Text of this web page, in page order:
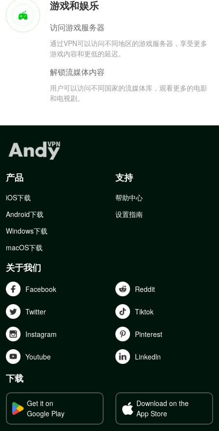
游戏和娱乐
访问游戏服务器
通过VPN可以访问不同地区的游戏服务器，享受更多
游戏内容和更低的延迟。
解锁流媒体内容
用户可以访问不同国家的流媒体库，观看更多的电影
和电视剧。
产品
iOS下载
Android下载
Windows下载
macOS下载
支持
帮助中心
设置指南
关于我们
Facebook Reddit
Twitter Tiktok
Instagram Pinterest
Youtube Linkedln
下载
Get it on
Google Play
Download on the
App Store